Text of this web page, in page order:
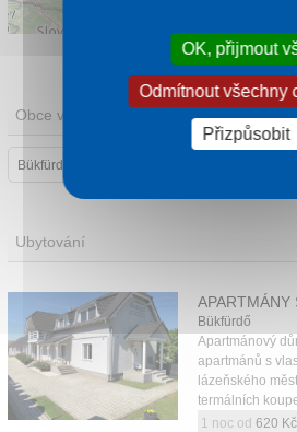
Obce v oblasti
Bükfürdő
Ubytování
APARTMÁNY
Bükfürdő
Apartmánový
apartmánů s
lázeňského
termálních
1 noc od 620 Kč
OK, přijmout
Odmítnout všechny
Přizpůsobit